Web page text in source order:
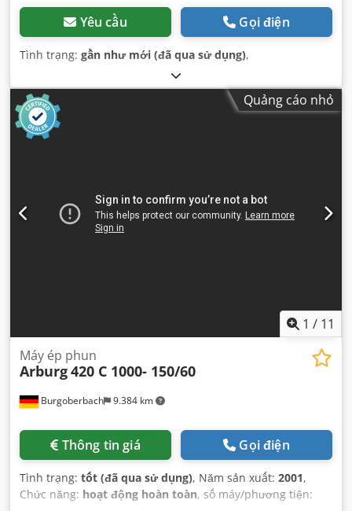
Yêu cầu Gọi điện
Tình trạng: gần như mới (đã qua sử dụng),
Quảng cáo nhỏ
1 / 11
Burgoberbach 9.384 km
Máy ép phun
Arburg420 C 1000- 150/60
Thông tin giá Gọi điện
Tình trạng: tốt (đã qua sử dụng), Năm sản xuất: 2001,
Chức năng: hoạt động hoàn toàn, số máy/phương tiện: